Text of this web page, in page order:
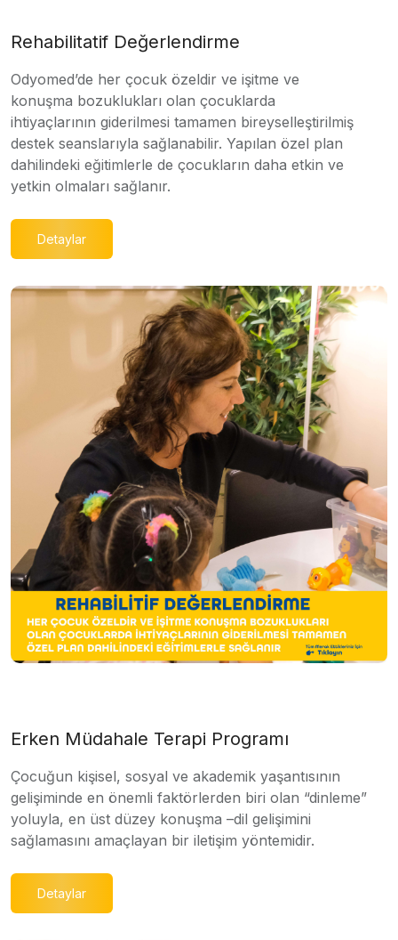
Rehabilitatif Değerlendirme
Odyomed’de her çocuk özeldir ve işitme ve
konuşma bozuklukları olan çocuklarda
ihtiyaçlarının giderilmesi tamamen bireyselleştirilmiş
destek seanslarıyla sağlanabilir. Yapılan özel plan
dahilindeki eğitimlerle de çocukların daha etkin ve
yetkin olmaları sağlanır.
Detaylar
Erken Müdahale Terapi Programı
Çocuğun kişisel, sosyal ve akademik yaşantısının
gelişiminde en önemli faktörlerden biri olan “dinleme”
yoluyla, en üst düzey konuşma –dil gelişimini
sağlamasını amaçlayan bir iletişim yöntemidir.
Detaylar